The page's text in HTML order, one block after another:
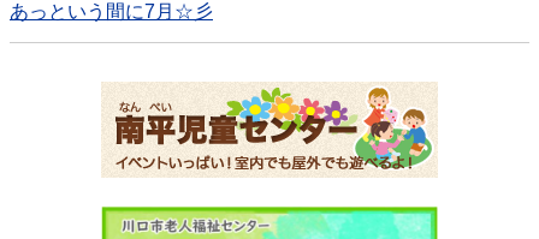
あっという間に7月☆彡